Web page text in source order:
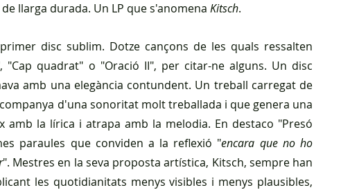
llarga durada. Un LP que s'anomena Kitsch.
disc sublim. Dotze cançons de les quals ressalten
"Cap quadrat" o "Oració II", per citar-ne alguns. Un disc
amb una elegància contundent. Un treball carregat de
d'una sonoritat molt treballada i que genera una
amb la lírica i atrapa amb la melodia. En destaco "Presó
paraules que conviden a la reflexió "encara que no ho
". Mestres en la seva proposta artística, Kitsch, sempre han
les quotidianitats menys visibles i menys plausibles,